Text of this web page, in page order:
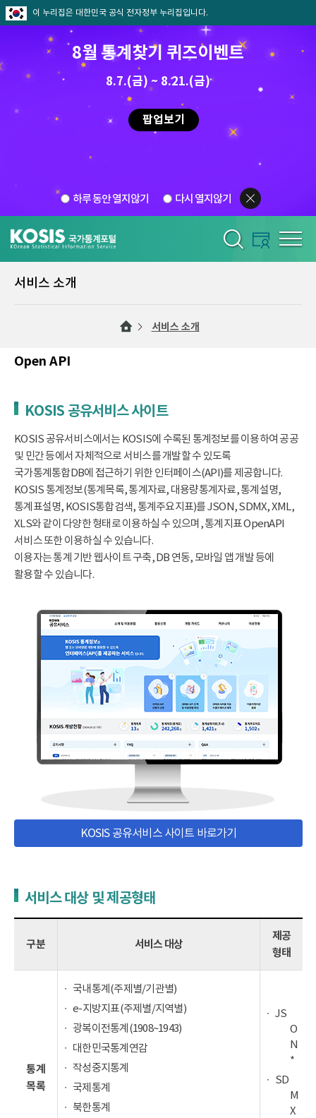
이 누리집은 대한민국 공식 전자정부 누리집입니다.
8월 통계찾기 퀴즈이벤트
8.7.(금) ~ 8.21.(금)
팝업보기
하루 동안 열지않기 다시 열지않기
서비스 소개
서비스 소개
Open API
KOSIS 공유서비스 사이트
KOSIS 공유서비스에서는 KOSIS에 수록된 통계정보를 이용하여 공공
및 민간 등에서 자체적으로 서비스를 개발할 수 있도록
국가통계통합DB에 접근하기 위한 인터페이스(API)를 제공합니다.
KOSIS 통계정보(통계목록, 통계자료, 대용량통계자료, 통계설명,
통계표설명, KOSIS통합검색, 통계주요지표)를 JSON, SDMX, XML,
XLS와 같이 다양한 형태로 이용하실 수 있으며, 통계지표 OpenAPI
서비스 또한 이용하실 수 있습니다.
이용자는 통계 기반 웹사이트 구축, DB 연동, 모바일 앱 개발 등에
활용할 수 있습니다.
KOSIS 공유서비스 사이트 바로가기
서비스 대상 및 제공형태
구분 서비스 대상
제공
형태
통계
목록
국내통계(주제별/기관별)
e-지방지표(주제별/지역별)
광복이전통계(1908~1943)
대한민국통계연감
작성중지통계
국제통계
북한통계
JS
O
N
*
SD
M
X